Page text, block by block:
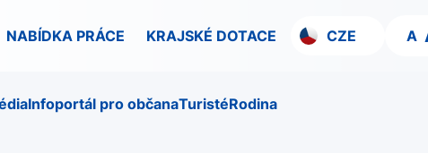
NABÍDKA PRÁCE KRAJSKÉ DOTACE CZE A
Infoportál pro občanaTuristéRodina